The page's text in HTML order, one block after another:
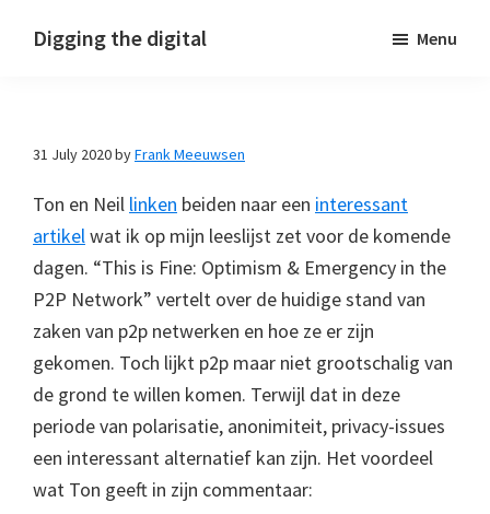
Digging the digital Menu
31 July 2020byFrank Meeuwsen
Ton en Neil linken beiden naar een interessant
artikelwat ik op mijn leeslijst zet voor de komende
dagen. “This is Fine: Optimism & Emergency in the
P2P Network” vertelt over de huidige stand van
zaken van p2p netwerken en hoe ze er zijn
gekomen. Toch lijkt p2p maar niet grootschalig van
de grond te willen komen. Terwijl dat in deze
periode van polarisatie, anonimiteit, privacy-issues
een interessant alternatief kan zijn. Het voordeel
wat Ton geeft in zijn commentaar: